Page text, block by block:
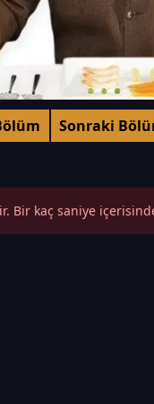
Sonraki
Bir kaç saniye